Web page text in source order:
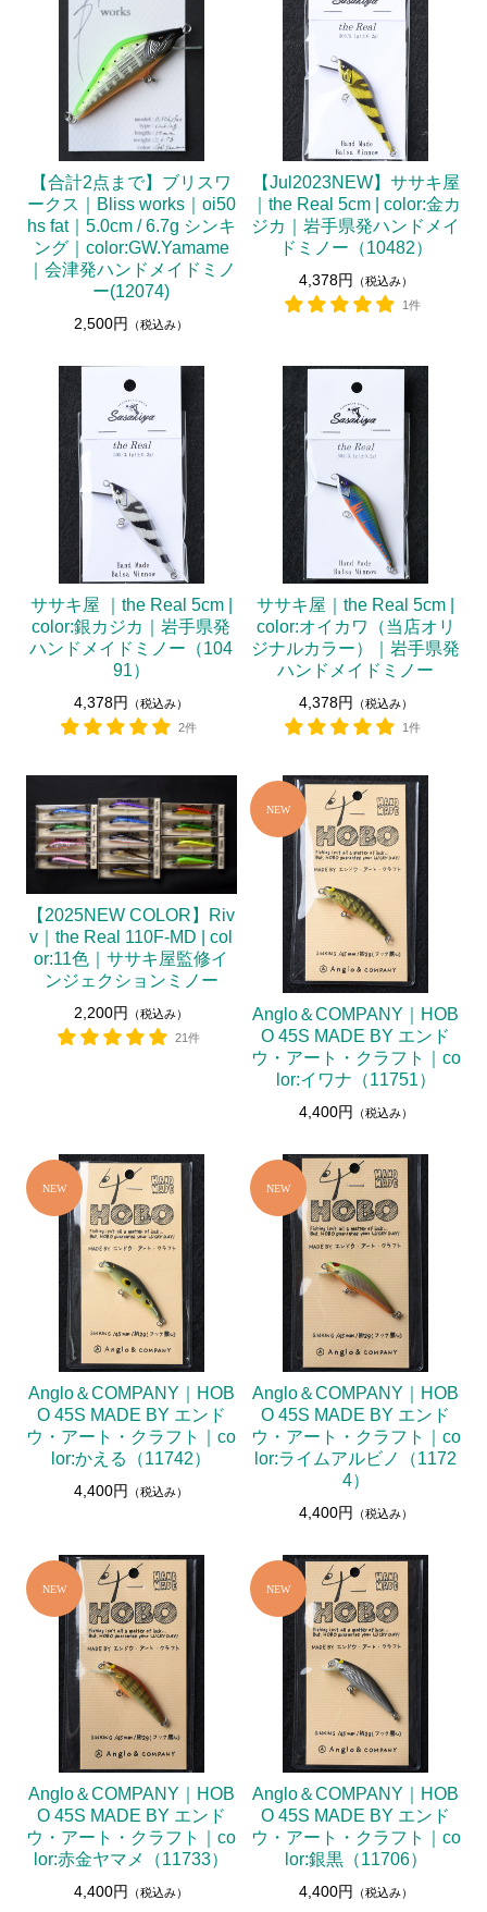
【合計2点まで】ブリスワ
ークス｜Bliss works｜oi50
hs fat｜5.0cm / 6.7g シンキ
ング｜color:GW.Yamame
｜会津発ハンドメイドミノ
ー(12074)
2,500円 （税込み）
【Jul2023NEW】ササキ屋
｜the Real 5cm | color:金カ
ジカ｜岩手県発ハンドメイ
ドミノー（10482）
4,378円
（税込み）
1件
ササキ屋 ｜the Real 5cm |
color:銀カジカ｜岩手県発
ハンドメイドミノー（104
91）
4,378円
（税込み）
2件
ササキ屋｜the Real 5cm |
color:オイカワ（当店オリ
ジナルカラー）｜岩手県発
ハンドメイドミノー
4,378円
（税込み）
1件
【2025NEW COLOR】Riv
v｜the Real 110F-MD | col
or:11色｜ササキ屋監修イ
ンジェクションミノー
2,200円
（税込み）
21件
Anglo＆COMPANY｜HOB
O 45S MADE BY エンド
ウ・アート・クラフト｜co
lor:イワナ（11751）
4,400円 （税込み）
Anglo＆COMPANY｜HOB
O 45S MADE BY エンド
ウ・アート・クラフト｜co
lor:かえる（11742）
4,400円 （税込み）
Anglo＆COMPANY｜HOB
O 45S MADE BY エンド
ウ・アート・クラフト｜co
lor:ライムアルビノ（1172
4）
4,400円 （税込み）
Anglo＆COMPANY｜HOB
O 45S MADE BY エンド
ウ・アート・クラフト｜co
lor:赤金ヤマメ（11733）
4,400円 （税込み）
Anglo＆COMPANY｜HOB
O 45S MADE BY エンド
ウ・アート・クラフト｜co
lor:銀黒（11706）
4,400円 （税込み）